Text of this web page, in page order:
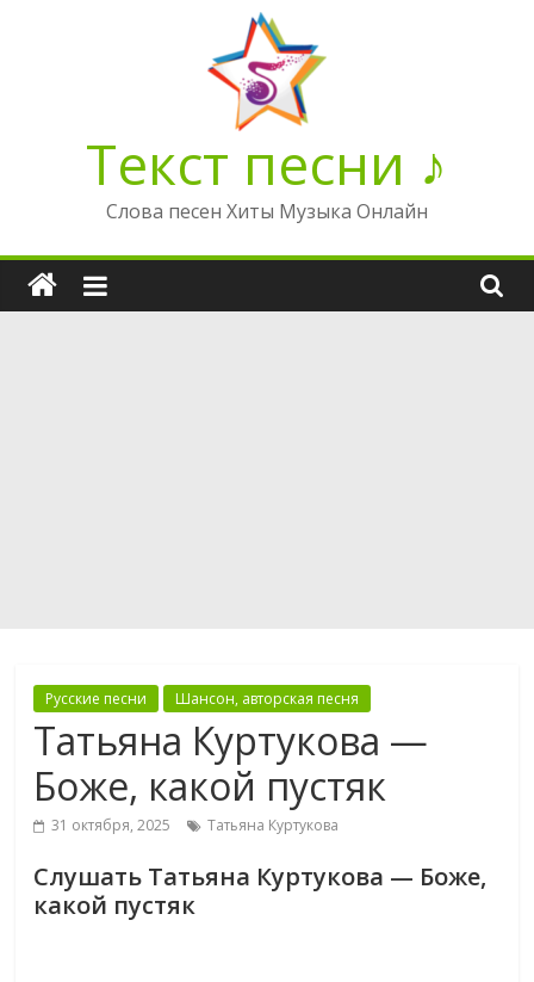
Текст песни ♪
Слова песен Хиты Музыка Онлайн
Русские песни Шансон, авторская песня
Татьяна Куртукова —
Боже, какой пустяк
31 октября, 2025 Татьяна Куртукова
Слушать Татьяна Куртукова — Боже,
какой пустяк